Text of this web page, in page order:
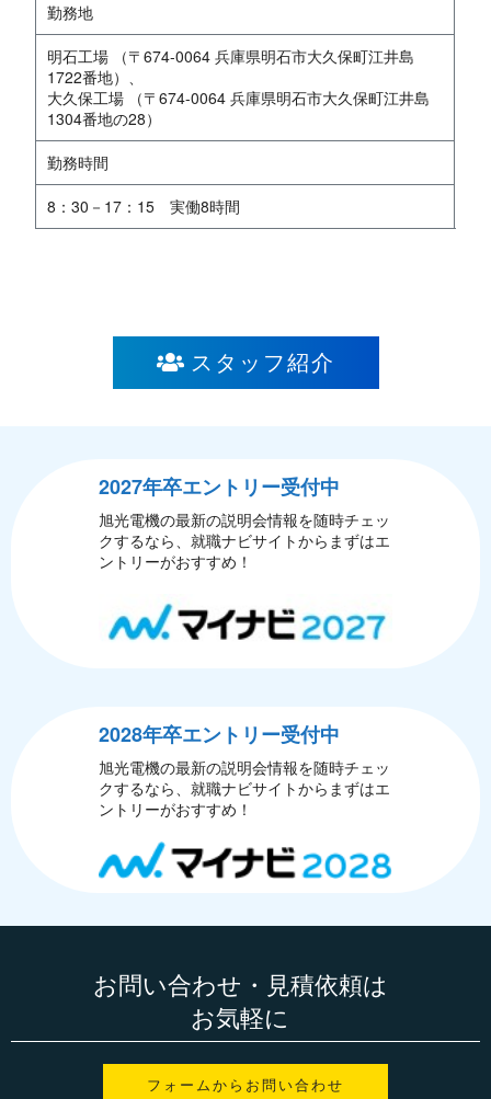
勤務地
明石工場 （〒674-0064 兵庫県明石市大久保町江井島
1722番地）、
大久保工場 （〒674-0064 兵庫県明石市大久保町江井島
1304番地の28）
勤務時間
8：30－17：15 実働8時間
スタッフ紹介
2027年卒エントリー受付中
旭光電機の最新の説明会情報を随時チェッ
クするなら、就職ナビサイトからまずはエ
ントリーがおすすめ！
2028年卒エントリー受付中
旭光電機の最新の説明会情報を随時チェッ
クするなら、就職ナビサイトからまずはエ
ントリーがおすすめ！
お問い合わせ・見積依頼は
お気軽に
フォームからお問い合わせ